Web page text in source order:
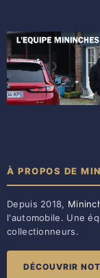
À PROPOS DE
Depuis 2018,
l'automobile. Une
collectionneurs.
DÉCOUVRIR